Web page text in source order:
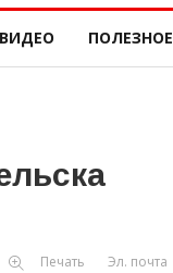
ВИДЕО ПОЛЕЗНОЕ
Печать Эл. почта